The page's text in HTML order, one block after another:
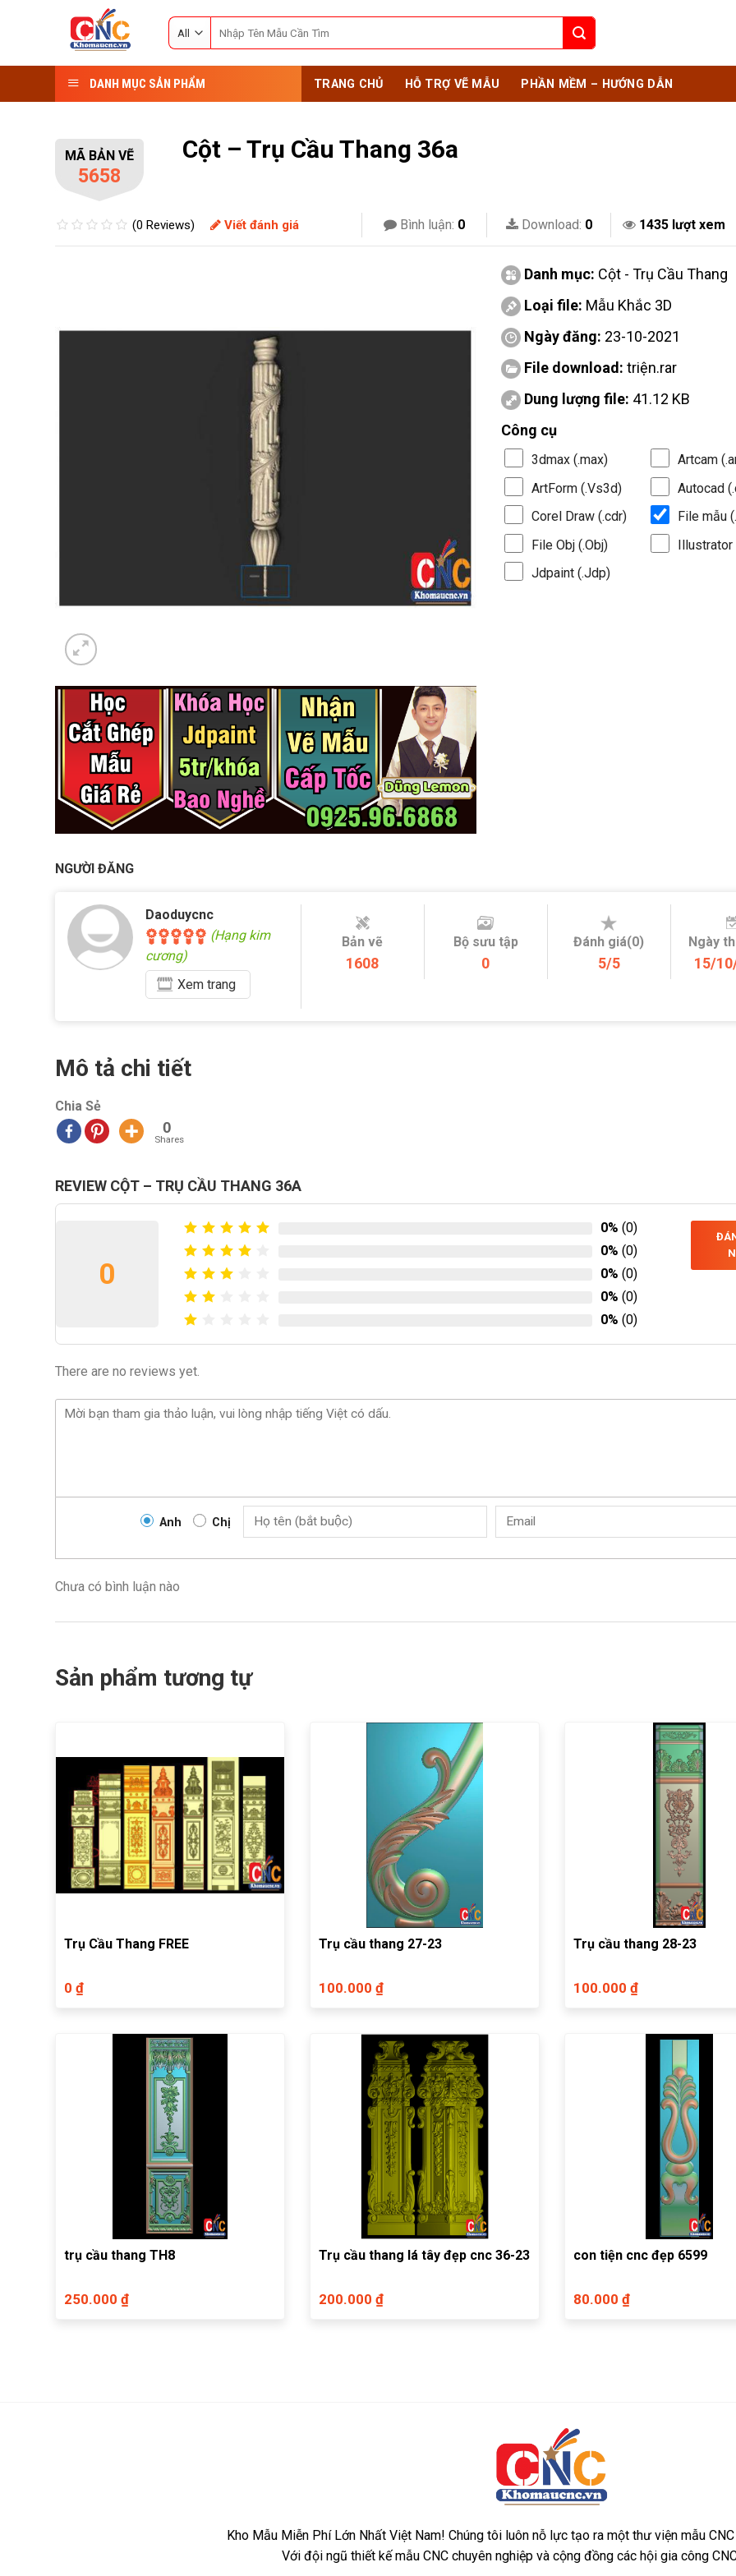
for:
DANH MỤC SẢN PHẨM TRANG CHỦ HỖ TRỢ VẼ MẪU PHẦN MỀM – HƯỚNG DẪN
MÃ BẢN VẼ
5658
Cột – Trụ Cầu Thang 36a
(0 Reviews) Viết đánh giá Bình luận: 0 Download: 0 1435 lượt xem
Danh mục: Cột - Trụ Cầu Thang
Loại file: Mẫu Khắc 3D
Ngày đăng: 23-10-2021
File download: triện.rar
Dung lượng file: 41.12 KB
Công cụ
3dmax (.max)
Artcam
ArtForm (.Vs3d)
Autocad
Corel Draw (.cdr)
File mẫu
File Obj (.Obj)
Illustrator
Jdpaint (.Jdp)
NGƯỜI ĐĂNG
Daoduycnc
(Hạng kim
cương)
Xem trang
Bản vẽ
1608
Bộ sưu tập
0
Đánh giá(0)
5/5
Ngày
15/
Mô tả chi tiết
Chia Sẻ
0
Shares
REVIEW CỘT – TRỤ CẦU THANG 36A
0
0% (0)
0% (0)
0% (0)
0% (0)
0% (0)
There are no reviews yet.
Anh Chị
Chưa có bình luận nào
Sản phẩm tương tự
Trụ Cầu Thang FREE
0 ₫
Trụ cầu thang 27-23
100.000 ₫
Trụ cầu thang 28-23
100.000 ₫
trụ cầu thang TH8
250.000 ₫
Trụ cầu thang lá tây đẹp cnc 36-23
200.000 ₫
con tiện cnc đẹp 6599
80.000 ₫
Kho Mẫu Miễn Phí Lớn Nhất Việt Nam! Chúng tôi luôn nỗ lực tạo ra một thư viện mẫu
Với đội ngũ thiết kế mẫu CNC chuyên nghiệp và cộng đồng các hội gia công